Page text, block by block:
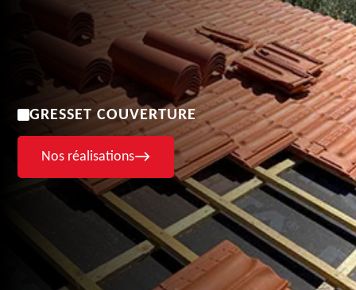
GRESSET COUVERTURE
Nos réalisations